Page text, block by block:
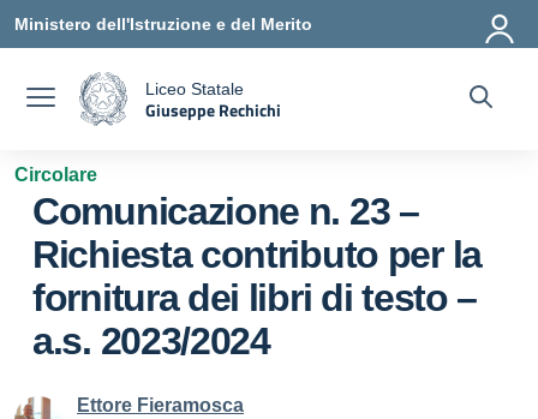
Vai ai contenuti
Vai al menu di navigazione
Vai al footer
Ministero dell'Istruzione e del Merito
Liceo Statale
Giuseppe Rechichi
Circolare
Comunicazione n. 23 –
Richiesta contributo per la
fornitura dei libri di testo –
a.s. 2023/2024
Ettore Fieramosca